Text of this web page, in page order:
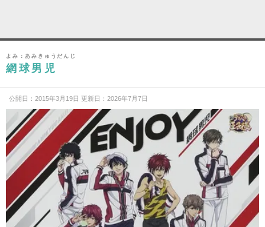
よみ：あみきゅうだんじ
網球男児
公開日：2015年3月19日 更新日：2026年7月7日